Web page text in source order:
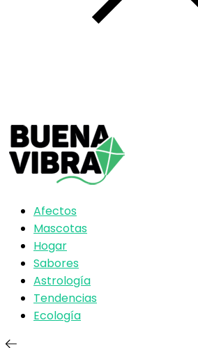
Afectos
Mascotas
Hogar
Sabores
Astrología
Tendencias
Ecología